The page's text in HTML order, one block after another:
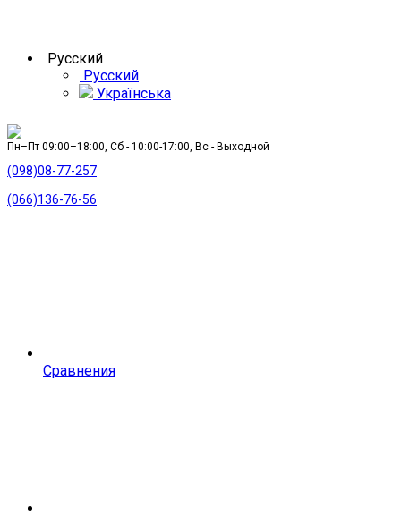
Русский
Русский
Українська
Пн–Пт 09:00–18:00, Сб - 10:00-17:00, Вс - Выходной
(098)08-77-257
(066)136-76-56
Сравнения